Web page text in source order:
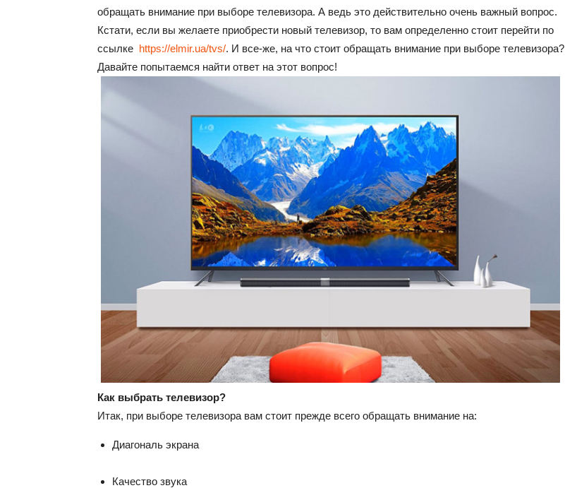
обращать внимание при выборе телевизора. А ведь это действительно очень важный вопрос.
Кстати, если вы желаете приобрести новый телевизор, то вам определенно стоит перейти по
ссылке https://elmir.ua/tvs/. И все-же, на что стоит обращать внимание при выборе телевизора?
Давайте попытаемся найти ответ на этот вопрос!
Как выбрать телевизор?
Итак, при выборе телевизора вам стоит прежде всего обращать внимание на:
Диагональ экрана
Качество звука